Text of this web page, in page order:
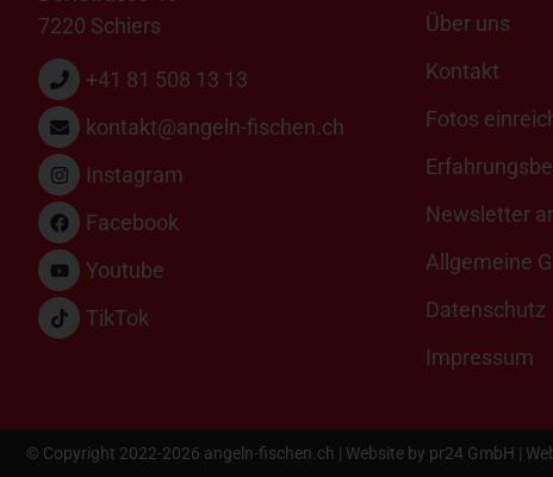
7220 Schiers
+41 81 508 13 13
kontakt@angeln-fischen.ch
Instagram
Facebook
Youtube
TikTok
Über uns
Kontakt
Fotos
Newsletter
Allgemeine
Datenschutz
Impressum
© Copyright 2022-2026 angeln-fischen.ch | Website by pr24 GmbH |